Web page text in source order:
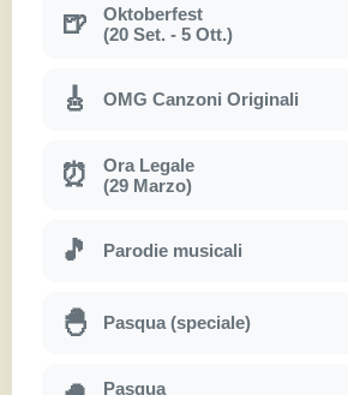
🍺
Oktoberfest
(20 Set. - 5 Ott.)
🎸 OMG Canzoni Originali
⏰
Ora Legale
(29 Marzo)
🎵 Parodie musicali
🐣 Pasqua (speciale)
Pasqua